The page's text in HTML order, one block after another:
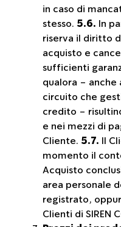
in caso di
stesso. 5.6. In
riserva il diritto
acquisto e
sufficienti
qualora – anche
circuito che
credito –
e nei mezzi di
Cliente. 5.7. Il
momento il
Acquisto
area personale
registrato,
Clienti di SIREN